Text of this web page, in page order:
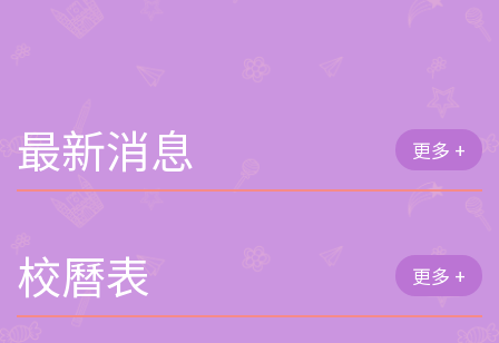
最新消息 更多 +
校曆表 更多 +